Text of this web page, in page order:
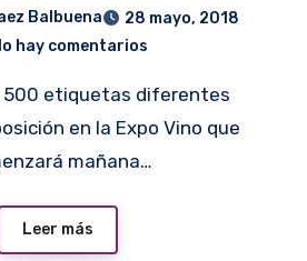
Balbuena
28 mayo, 2018
hay comentarios
en la Expo Vino que
mañana…
Leer más